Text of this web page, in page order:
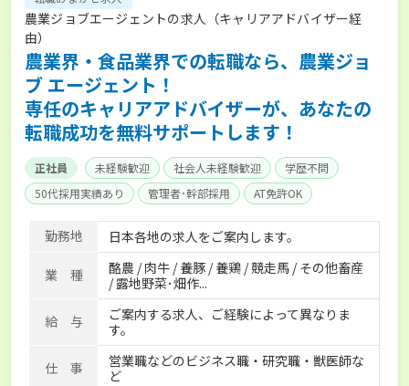
農業ジョブエージェントの求人（キャリアアドバイザー経
由）
農業界・食品業界での転職なら、農業ジョ
ブ エージェント！
専任のキャリアアドバイザーが、あなたの
転職成功を無料サポートします！
正社員 未経験歓迎 社会人未経験歓迎
学歴不問
50代採用実績あり
管理者･幹部採用
AT免許OK
家賃補助制度あり
食事補助あり
残業月20時間以内
賞与実績あり
年間休日100日以上
経験者優遇
独立支援可能
社会保険完備 単身寮あり
世帯寮あり
寮･社宅相談可
勤務地 日本各地の求人をご案内します。
業 種
酪農 / 肉牛 / 養豚 / 養鶏 / 競走馬 / その他畜産
/ 露地野菜･畑作...
給 与
ご案内する求人、ご経験によって異なりま
す。
仕 事
営業職などのビジネス職・研究職・獣医師な
ど